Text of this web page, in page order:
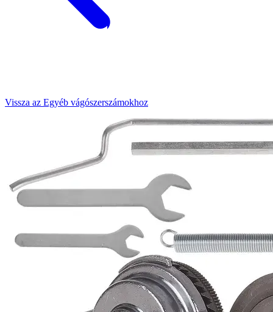
Vissza az Egyéb vágószerszámokhoz